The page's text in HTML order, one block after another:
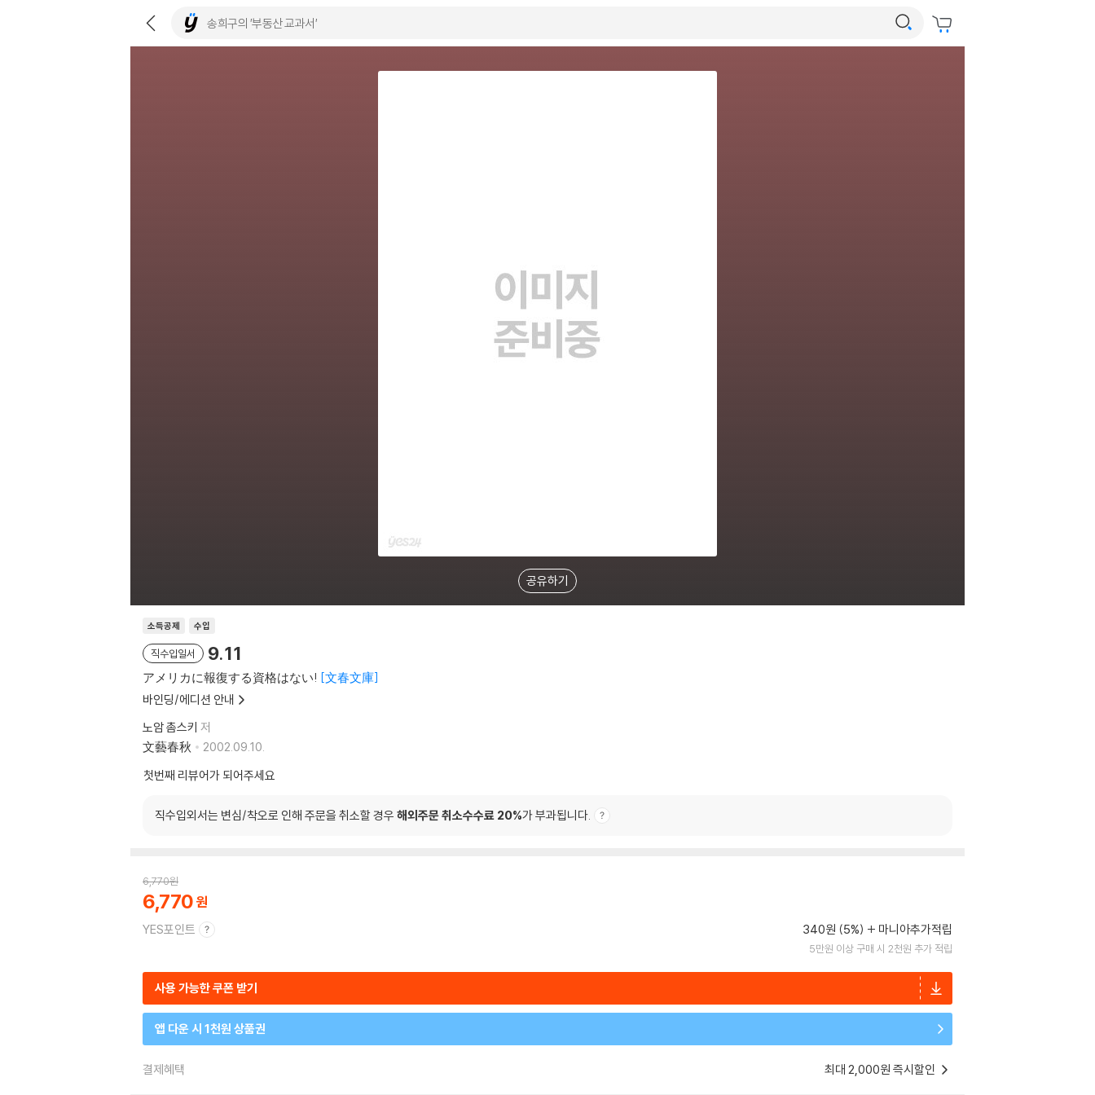
공유하기
소득공제 수입
직수입일서 9.11
アメリカに報復する資格はない! 文春文庫
바인딩/에디션 안내
노암 촘스키 저
文藝春秋
2002.09.10.
첫번째 리뷰어가 되어주세요
직수입외서는 변심/착오로 인해 주문을 취소할 경우 해외주문 취소수수료 20%가 부과됩니다.
6,770원
6,770
YES포인트 340원 (5%) 마니아추가적립
5만원 이상 구매 시 2천원 추가 적립
사용 가능한 쿠폰 받기
앱 다운 시 1천원 상품권
결제혜택 최대 2,000원 즉시할인